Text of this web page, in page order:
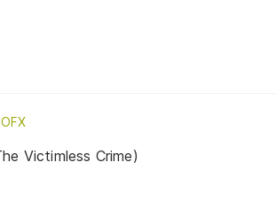
Victimless Crime)